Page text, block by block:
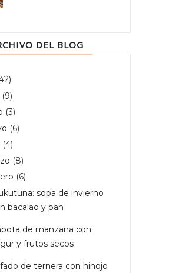
DEL BLOG
(9)
(3)
(6)
(4)
(8)
(6)
sopa de invierno
bacalao y pan
de manzana con
y frutos secos
de ternera con hinojo